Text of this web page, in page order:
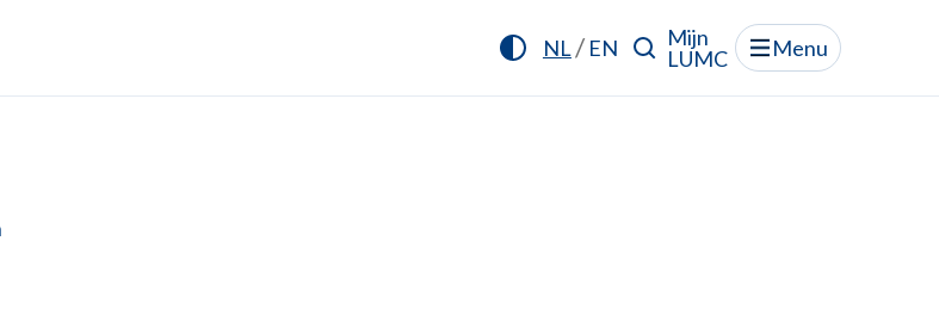
NL/ EN
Mijn
LUMC
Menu